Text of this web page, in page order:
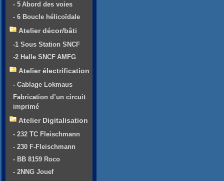
- 5 Abord des voies
- 6 Boucle hélicoïdale
Atelier décor/bâti
-1 Sous Station SNCF
-2 Halle SNCF AMFG
Atelier électrification
- Cablage Lokmaus
Fabrication d’un circuit
imprimé
Atelier Digitalisation
- 232 TC Fleischmann
- 230 F-Fleischmann
- BB 8159 Roco
- 2NNG Jouef